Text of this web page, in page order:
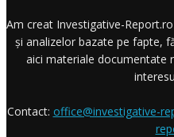
Am creat Investigative-
și analizelor bazate pe fapte,
aici materiale documentate
Contact: office@investigative-